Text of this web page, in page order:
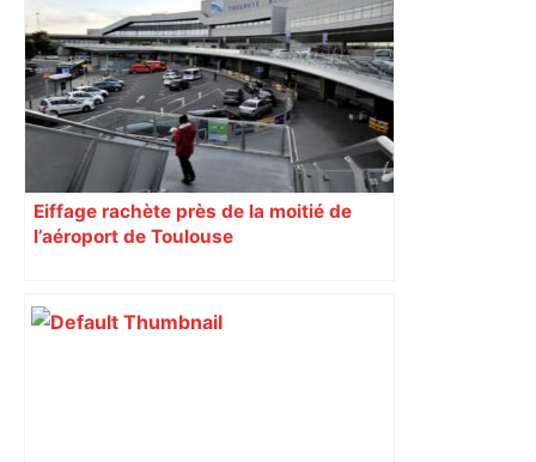
Eiffage rachète près de la moitié de
l’aéroport de Toulouse